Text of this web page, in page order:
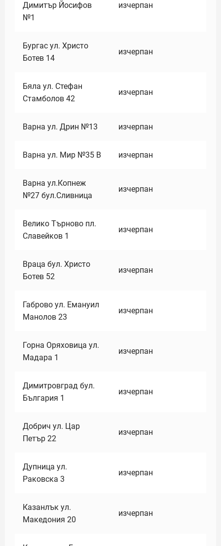
Димитър Йосифов
№1
изчерпан
Бургас ул. Христо
Ботев 14
изчерпан
Бяла ул. Стефан
Стамболов 42
изчерпан
Варна ул. Дрин №13 изчерпан
Варна ул. Мир №35 В изчерпан
Варна ул.Копнеж
№27 бул.Сливница
изчерпан
Велико Търново пл.
Славейков 1
изчерпан
Враца бул. Христо
Ботев 52
изчерпан
Габрово ул. Емануил
Манолов 23
изчерпан
Горна Оряховица ул.
Мадара 1
изчерпан
Димитровград бул.
България 1
изчерпан
Добрич ул. Цар
Петър 22
изчерпан
Дупница ул.
Раковска 3
изчерпан
Казанлък ул.
Македония 20
изчерпан